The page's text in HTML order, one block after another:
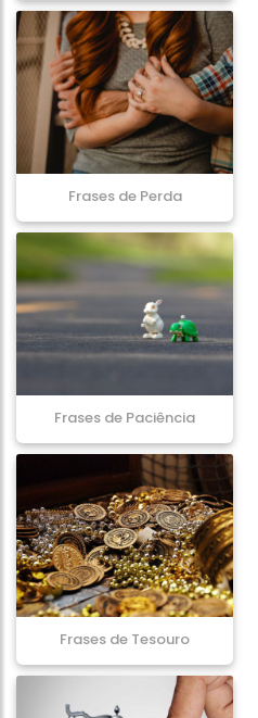
Frases de Perda
Frases de Paciência
Frases de Tesouro